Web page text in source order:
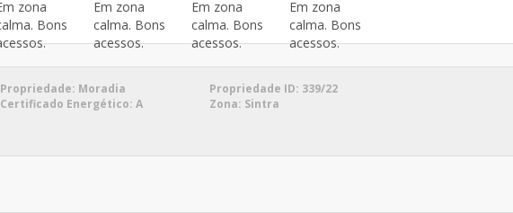
Propriedade: Moradia Propriedade ID: 339/22
Certificado Energético: A Zona: Sintra